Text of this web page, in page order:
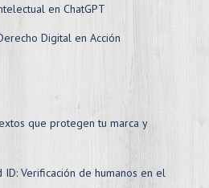
en ChatGPT
Digital en Acción
que protegen tu marca y
Verificación de humanos en el